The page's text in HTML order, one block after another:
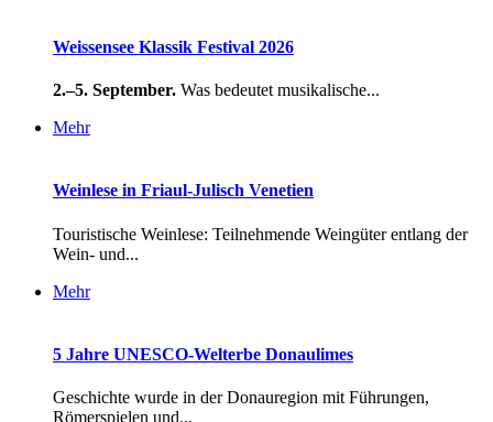
Weissensee Klassik Festival 2026
2.–5. September. Was bedeutet musikalische...
Mehr
Weinlese in Friaul-Julisch Venetien
Touristische Weinlese: Teilnehmende Weingüter entlang der
Wein- und...
Mehr
5 Jahre UNESCO-Welterbe Donaulimes
Geschichte wurde in der Donauregion mit Führungen,
Römerspielen und...